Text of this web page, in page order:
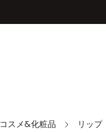
コスメ&化粧品 リップ